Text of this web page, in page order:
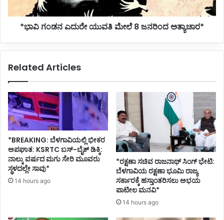
ಅತ್ಯಾಚಾರ*
*ಭಾವಿ ಗಂಡನ ಎದುರೇ ಯುವತಿ ಮೇಲೆ 8 ಜನರಿಂದ ಅತ್ಯಾಚಾರ*
Related Articles
*BREAKING: ಬೆಳಗಾವಿಯಲ್ಲಿ ಭೀಕರ
ಅಪಘಾತ: KSRTC ಬಸ್-ಬೈಕ್ ಡಿಕ್ಕಿ:
ನಾಲ್ಕು ವರ್ಷದ ಮಗು ಸೇರಿ ಮೂವರು
ಸ್ಥಳದಲ್ಲೇ ಸಾವು*
14 hours ago
*ರಕ್ಷಣಾ ಸಚಿವ ರಾಜನಾಥ್ ಸಿಂಗ್ ಭೇಟಿ:
ಬೆಳಗಾವಿಯ ರಕ್ಷಣಾ ಭೂಮಿ ರಾಜ್ಯ
ಸರ್ಕಾರಕ್ಕೆ ಹಸ್ತಾಂತರಿಸಲು ಅಭಯ
ಪಾಟೀಲ ಮನವಿ*
14 hours ago